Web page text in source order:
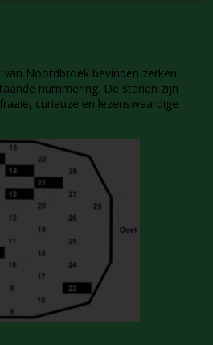
Noordbroek bevinden zerken
nummering. De stenen zijn
curieuze en lezenswaardige